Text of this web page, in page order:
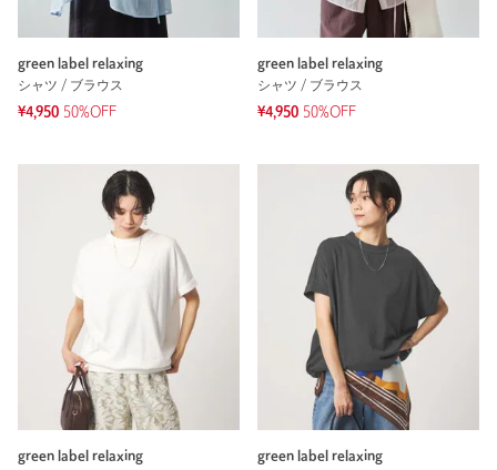
green label relaxing
シャツ / ブラウス
¥4,950 50%OFF
green label relaxing
シャツ / ブラウス
¥4,950 50%OFF
green label relaxing
green label relaxing